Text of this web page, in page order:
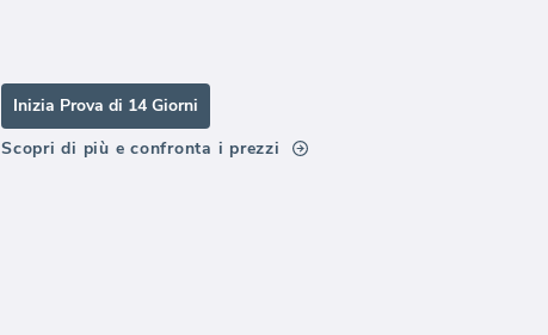
Inizia Prova di 14 Giorni
Scopri di più e confronta i prezzi